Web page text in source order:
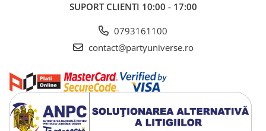
SUPORT CLIENTI 10:00 - 17:00
0793161100
contact@partyuniverse.ro